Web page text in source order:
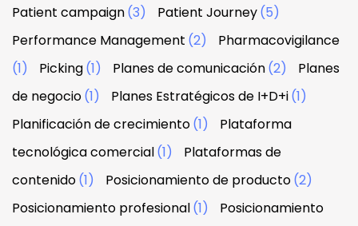
Patient campaign(3) Patient Journey(5)
Performance Management (2)
Pharmacovigilance
(1)
Picking(1) Planes de comunicación(2)
Planes
de negocio(1) Planes Estratégicos de I+D+i(1)
Planificación de crecimiento(1)
Plataforma
tecnológica comercial(1)
Plataformas de
contenido(1) Posicionamiento de producto(2)
Posicionamiento profesional(1)
Posicionamiento